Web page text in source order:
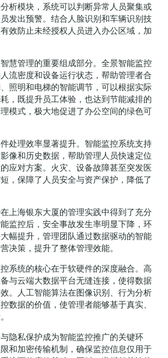
析模块，系统可以判断异常人员聚集或
发出预警。结合人脸识别和车辆识别技
效防止未经授权人员进入办公区域，加
慧管理的重要组成部分。全景智能监控
流密度和设备运行状态，帮助管理者合
照明和电梯的智能调节，可以根据实际
，既提升员工体验，也达到节能减排的
模式，极大地促进了办公空间的绿色可
处理效率显著提升。智能监控系统支持
像和历史数据，帮助管理人员快速定位
应对方案。火灾、设备故障甚至突发医
，保障了人员安全与资产保护，降低了
上海银东大厦的管理实践中得到了充分
监控后，安全事故发生率明显下降，环
幅提升，管理团队通过数据驱动的智能
决策，提升了整体管理效能。
系统的核心在于软硬件的深度融合。高
与云端大数据平台无缝连接，使得数据
。人工智能算法在图像识别、行为分析
数据的价值，使管理者能够基于真实、
隐私保护成为智能监控推广的关键环
和加密传输机制，确保监控信息仅用于